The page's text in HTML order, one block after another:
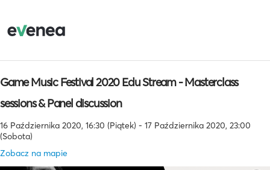
Game Music Festival 2020 Edu Stream - Masterclass
sessions & Panel discussion
16 Października 2020, 16:30 (Piątek) - 17 Października 2020, 23:00
(Sobota)
Zobacz na mapie